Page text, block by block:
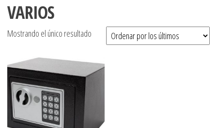
VARIOS
Mostrando el único resultado